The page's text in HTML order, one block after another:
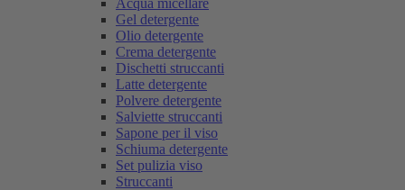
Acqua micellare
Gel detergente
Olio detergente
Crema detergente
Dischetti struccanti
Latte detergente
Polvere detergente
Salviette struccanti
Sapone per il viso
Schiuma detergente
Set pulizia viso
Struccanti